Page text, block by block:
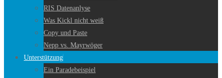
RIS Datenanlyse
Was Kickl nicht weiß
Copy und Paste
Nepp vs. Mayrwöger
Unterstützung
Ein Paradebeispiel